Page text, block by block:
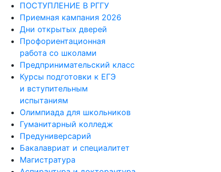
ПОСТУПЛЕНИЕ В РГГУ
Приемная кампания 2026
Дни открытых дверей
Профориентационная
работа со школами
Предпринимательский класс
Курсы подготовки к ЕГЭ
и вступительным
испытаниям
Олимпиада для школьников
Гуманитарный колледж
Предуниверсарий
Бакалавриат и специалитет
Магистратура